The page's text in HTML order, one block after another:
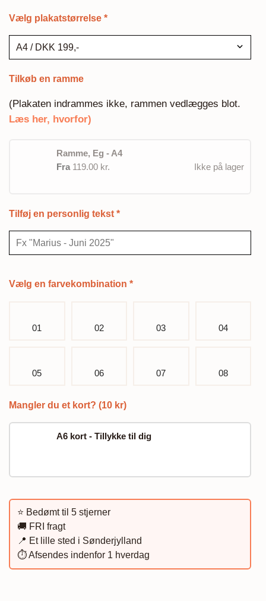
Vælg plakatstørrelse *
Tilkøb en ramme
(Plakaten indrammes ikke, rammen vedlægges blot.
Læs her, hvorfor)
Ramme, Eg - A4
Fra 119.00 kr. Ikke på lager
Tilføj en personlig tekst *
Vælg en farvekombination *
01 02 03 04
05 06 07 08
Mangler du et kort? (10 kr)
A6 kort - Tillykke til dig
⭐️ Bedømt til 5 stjerner
🚚 FRI fragt
📍 Et lille sted i Sønderjylland
⏱️ Afsendes indenfor 1 hverdag